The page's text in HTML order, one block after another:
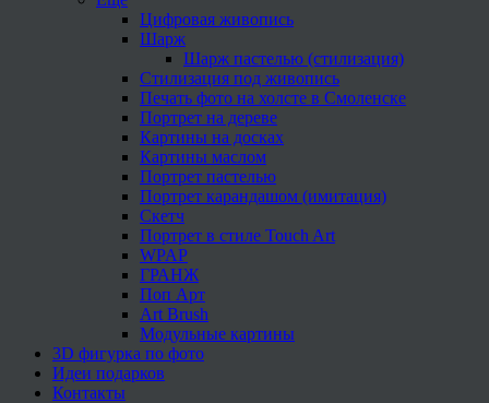
Цифровая живопись
Шарж
Шарж пастелью (стилизация)
Стилизация под живопись
Печать фото на холсте в Смоленске
Портрет на дереве
Картины на досках
Картины маслом
Портрет пастелью
Портрет карандашом (имитация)
Скетч
Портрет в стиле Touch Art
WPAP
ГРАНЖ
Поп Арт
Art Brush
Модульные картины
3D фигурка по фото
Идеи подарков
Контакты